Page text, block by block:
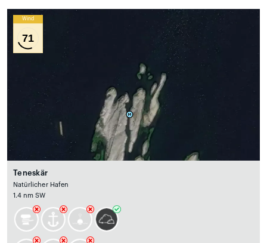
Wind
71
Teneskär
Natürlicher Hafen
1.4 nm SW